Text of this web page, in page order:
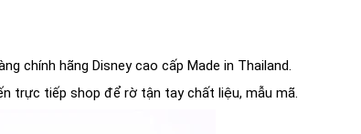
chính hãng Disney cao cấp Made in Thailand.
trực tiếp shop để rờ tận tay chất liệu, mẫu mã.